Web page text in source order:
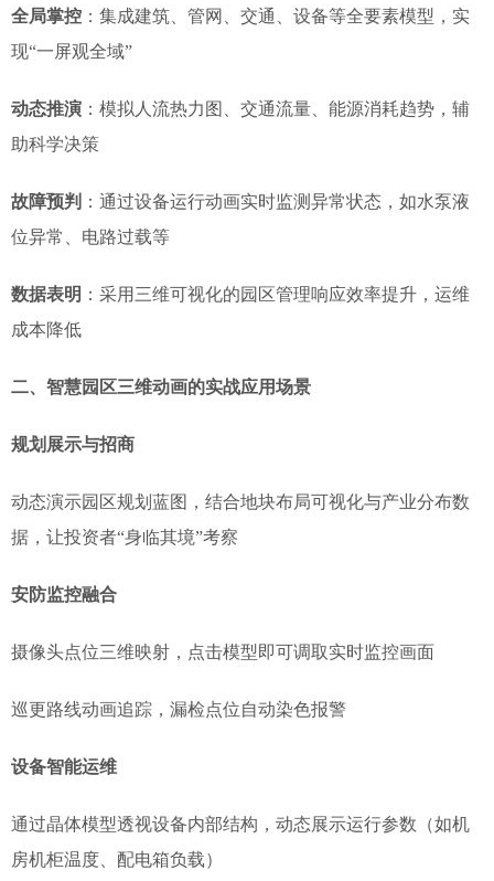
全局掌控 ：集成建筑、管网、交通、设备等全要素模型，实
现“一屏观全域”
动态推演 ：模拟人流热力图、交通流量、能源消耗趋势，辅
助科学决策
故障预判 ：通过设备运行动画实时监测异常状态，如水泵液
位异常、电路过载等
数据表明 ：采用三维可视化的园区管理响应效率提升，运维
成本降低
二、智慧园区三维动画的实战应用场景
规划展示与招商
动态演示园区规划蓝图，结合地块布局可视化与产业分布数
据，让投资者“身临其境”考察
安防监控融合
摄像头点位三维映射，点击模型即可调取实时监控画面
巡更路线动画追踪，漏检点位自动染色报警
设备智能运维
通过晶体模型透视设备内部结构，动态展示运行参数（如机
房机柜温度、配电箱负载）